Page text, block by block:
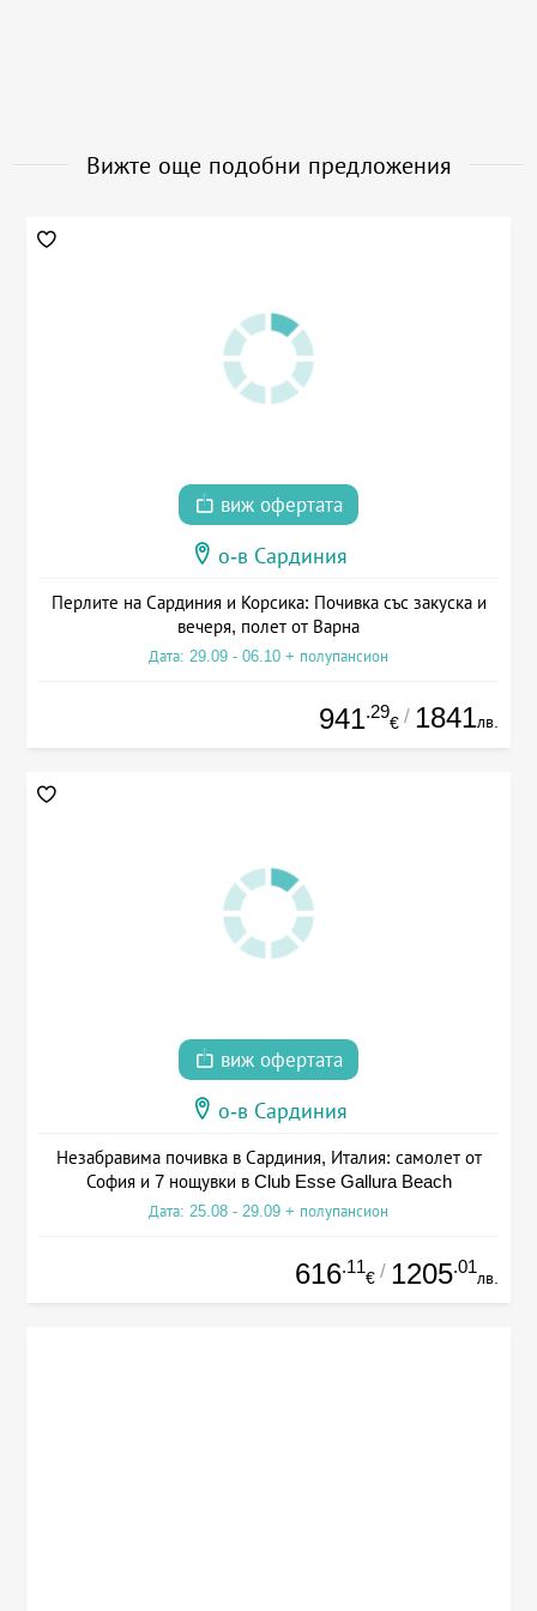
Вижте още подобни предложения
виж офертата
о-в Сардиния
Перлите на Сардиния и Корсика: Почивка със закуска и
вечеря, полет от Варна
Дата: 29.09 - 06.10 + полупансион
941.29
€ / 1841лв.
виж офертата
о-в Сардиния
Незабравима почивка в Сардиния, Италия: самолет от
София и 7 нощувки в Club Esse Gallura Beach
Дата: 25.08 - 29.09 + полупансион
616.11
€ / 1205.01
лв.